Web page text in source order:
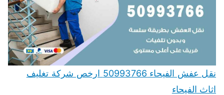
نقل عفش الفيحاء 50993766 ارخص شركة تغليف
اثاث الفيحاء